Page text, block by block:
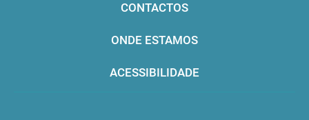
CONTACTOS
ONDE ESTAMOS
ACESSIBILIDADE